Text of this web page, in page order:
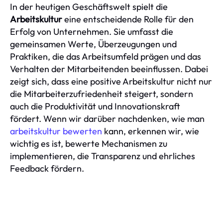
In der heutigen Geschäftswelt spielt die
Arbeitskultureine entscheidende Rolle für den
Erfolg von Unternehmen. Sie umfasst die
gemeinsamen Werte, Überzeugungen und
Praktiken, die das Arbeitsumfeld prägen und das
Verhalten der Mitarbeitenden beeinflussen. Dabei
zeigt sich, dass eine positive Arbeitskultur nicht nur
die Mitarbeiterzufriedenheit steigert, sondern
auch die Produktivität und Innovationskraft
fördert. Wenn wir darüber nachdenken, wie man
arbeitskultur bewerten kann, erkennen wir, wie
wichtig es ist, bewerte Mechanismen zu
implementieren, die Transparenz und ehrliches
Feedback fördern.